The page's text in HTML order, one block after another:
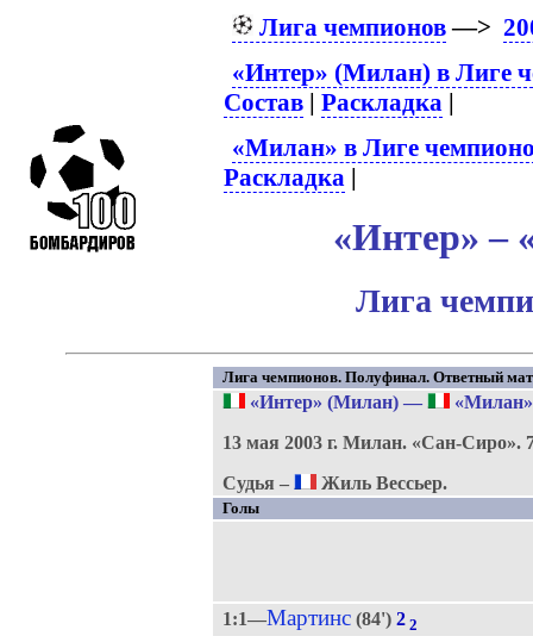
Лига чемпионов—>
«Интер» (Милан) в Лиге
Состав |Раскладка |
«Милан» в Лиге
Раскладка |
«Интер» –
Лига
Лига чемпионов. Полуфинал. Ответный
«Интер» (Милан)— «Милан»
13 мая 2003 г. Милан. «Сан-Сиро».
Судья –
Жиль Вессьер.
Голы
1:1—Мартинс(84') 2 2